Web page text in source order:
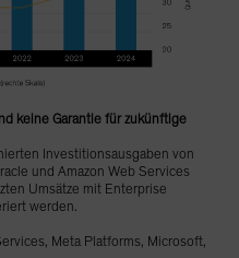
keine Garantie für zukünftige
Investitionsausgaben von
und Amazon Web Services
Umsätze mit Enterprise
werden.
Meta Platforms, Microsoft,